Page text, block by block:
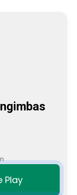
Play